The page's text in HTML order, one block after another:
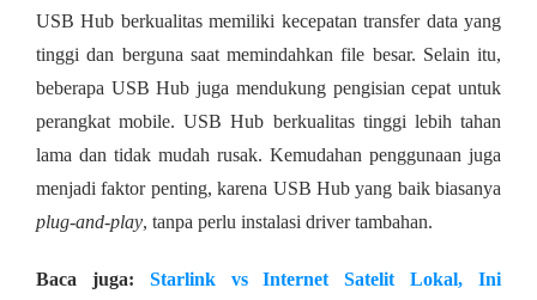
USB Hub berkualitas memiliki kecepatan transfer data yang
tinggi dan berguna saat memindahkan file besar. Selain itu,
beberapa USB Hub juga mendukung pengisian cepat untuk
perangkat mobile. USB Hub berkualitas tinggi lebih tahan
lama dan tidak mudah rusak. Kemudahan penggunaan juga
menjadi faktor penting, karena USB Hub yang baik biasanya
plug-and-play, tanpa perlu instalasi driver tambahan.
Baca juga: Starlink vs Internet Satelit Lokal, Ini